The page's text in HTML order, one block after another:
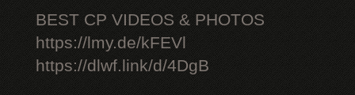
BEST CP VIDEOS & PHOTOS
https://lmy.de/kFEVl
https://dlwf.link/d/4DgB